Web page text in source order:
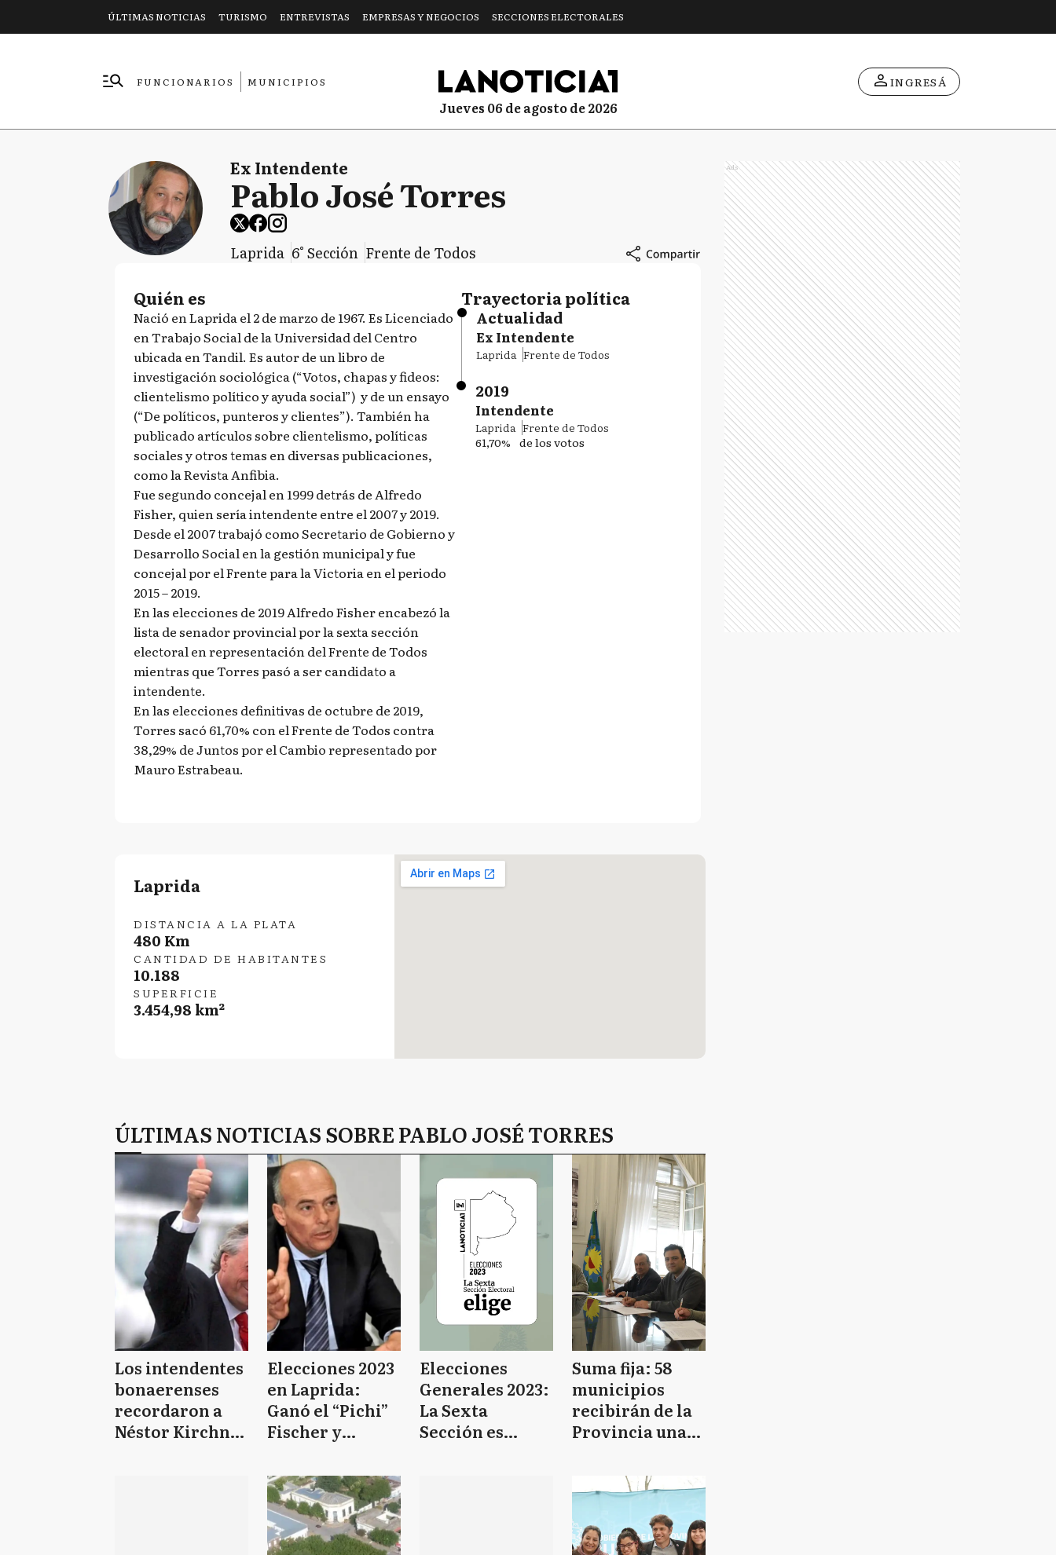
ÚLTIMAS NOTICIAS TURISMO ENTREVISTAS EMPRESAS Y NEGOCIOS SECCIONES ELECTORALES
FUNCIONARIOS
MUNICIPIOS
jueves 06 de agosto de 2026
INGRESÁ
Ex Intendente
Pablo José Torres
Laprida 6° Sección Frente de Todos
Quién es
Nació en Laprida el 2 de marzo de 1967. Es Licenciado
en Trabajo Social de la Universidad del Centro
ubicada en Tandil. Es autor de un libro de
investigación sociológica (“Votos, chapas y fideos:
clientelismo político y ayuda social”) y de un ensayo
(“De políticos, punteros y clientes”). También ha
publicado artículos sobre clientelismo, políticas
sociales y otros temas en diversas publicaciones,
como la Revista Anfibia.
Fue segundo concejal en 1999 detrás de Alfredo
Fisher, quien sería intendente entre el 2007 y 2019.
Desde el 2007 trabajó como Secretario de Gobierno y
Desarrollo Social en la gestión municipal y fue
concejal por el Frente para la Victoria en el periodo
2015 – 2019.
En las elecciones de 2019 Alfredo Fisher encabezó la
lista de senador provincial por la sexta sección
electoral en representación del Frente de Todos
mientras que Torres pasó a ser candidato a
intendente.
En las elecciones definitivas de octubre de 2019,
Torres sacó 61,70% con el Frente de Todos contra
38,29% de Juntos por el Cambio representado por
Mauro Estrabeau.
Trayectoria política
Actualidad
Ex Intendente
Laprida Frente de Todos
2019
Intendente
Laprida Frente de Todos
61,70% de los votos
Laprida
DISTANCIA A LA PLATA
480 Km
CANTIDAD DE HABITANTES
10.188
SUPERFICIE
3.454,98 km²
ÚLTIMAS NOTICIAS SOBRE PABLO JOSÉ TORRES
Los intendentes
bonaerenses
recordaron a
Néstor Kirchner
Elecciones 2023
en Laprida:
Ganó el “Pichi”
Fischer y
comuna por
cuarta vez
Elecciones
Generales 2023:
La Sexta
Sección es
Suma fija: 58
municipios
recibirán de la
Provincia una
especial para
poder pagar el
bono anunciado
por Massa
Ads